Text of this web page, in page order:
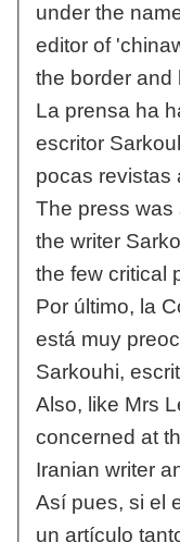
under the
editor of
the border and
La prensa ha
escritor
pocas revistas
The press was
the writer
the few critical
Por último, la
está muy
Sarkouhi,
Also, like Mrs
concerned at
Iranian writer
Así pues, si el
un artículo